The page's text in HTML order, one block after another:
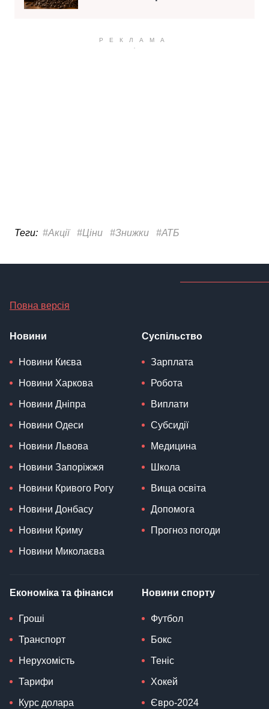
Повна версія
Новини
Новини Києва
Новини Харкова
Новини Дніпра
Новини Одеси
Новини Львова
Новини Запоріжжя
Новини Кривого Рогу
Новини Донбасу
Новини Криму
Новини Миколаєва
Суспільство
Зарплата
Робота
Виплати
Субсидії
Медицина
Школа
Вища освіта
Допомога
Прогноз погоди
Економіка та фінанси
Гроші
Транспорт
Нерухомість
Тарифи
Курс долара
Новини спорту
Футбол
Бокс
Теніс
Хокей
Євро-2024